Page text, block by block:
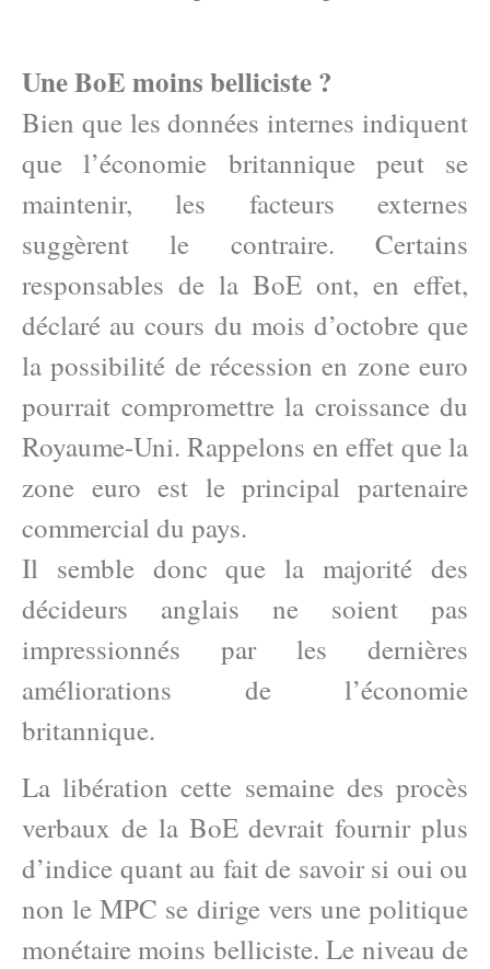
Une BoE moins belliciste ?
Bien que les données internes indiquent
que l’économie britannique peut se
maintenir, les facteurs externes
suggèrent le contraire. Certains
responsables de la BoE ont, en effet,
déclaré au cours du mois d’octobre que
la possibilité de récession en zone euro
pourrait compromettre la croissance du
Royaume-Uni. Rappelons en effet que la
zone euro est le principal partenaire
commercial du pays.
Il semble donc que la majorité des
décideurs anglais ne soient pas
impressionnés par les dernières
améliorations de l’économie
britannique.
La libération cette semaine des procès
verbaux de la BoE devrait fournir plus
d’indice quant au fait de savoir si oui ou
non le MPC se dirige vers une politique
monétaire moins belliciste. Le niveau de